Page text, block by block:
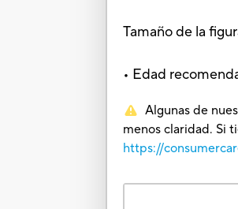
Tamaño de la
• Edad
Algunas de
menos claridad. Si
https://